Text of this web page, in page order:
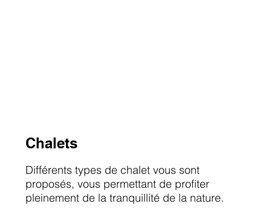
Chalets
Différents types de chalet vous sont
proposés, vous permettant de profiter
pleinement de la tranquillité de la nature.